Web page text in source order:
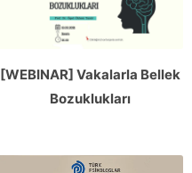
[WEBINAR] Vakalarla Bellek
Bozuklukları